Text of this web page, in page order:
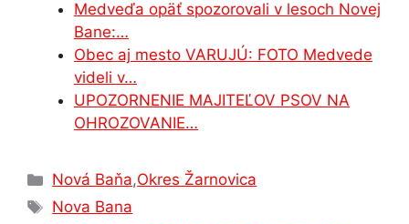
Medveďa opäť spozorovali v lesoch Novej
Bane:…
Obec aj mesto VARUJÚ: FOTO Medvede
videli v…
UPOZORNENIE MAJITEĽOV PSOV NA
OHROZOVANIE…
Kategórie
Nová Baňa,Okres Žarnovica
Značky
Nova Bana